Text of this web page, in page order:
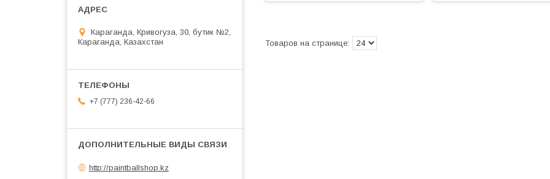
Караганда, Кривогуза, 30, бутик №2,
Караганда, Казахстан
+7 (777) 236-42-66
http://paintballshop.kz